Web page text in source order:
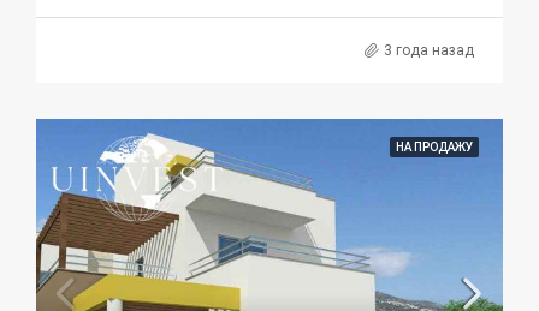
3 года назад
НА ПРОДАЖУ